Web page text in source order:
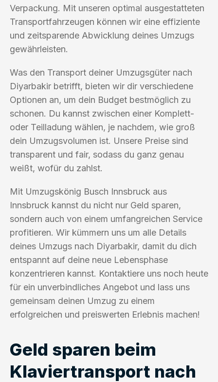
Verpackung. Mit unseren optimal ausgestatteten
Transportfahrzeugen können wir eine effiziente
und zeitsparende Abwicklung deines Umzugs
gewährleisten.
Was den Transport deiner Umzugsgüter nach
Diyarbakir betrifft, bieten wir dir verschiedene
Optionen an, um dein Budget bestmöglich zu
schonen. Du kannst zwischen einer Komplett-
oder Teilladung wählen, je nachdem, wie groß
dein Umzugsvolumen ist. Unsere Preise sind
transparent und fair, sodass du ganz genau
weißt, wofür du zahlst.
Mit Umzugskönig Busch Innsbruck aus
Innsbruck kannst du nicht nur Geld sparen,
sondern auch von einem umfangreichen Service
profitieren. Wir kümmern uns um alle Details
deines Umzugs nach Diyarbakir, damit du dich
entspannt auf deine neue Lebensphase
konzentrieren kannst. Kontaktiere uns noch heute
für ein unverbindliches Angebot und lass uns
gemeinsam deinen Umzug zu einem
erfolgreichen und preiswerten Erlebnis machen!
Geld sparen beim
Klaviertransport nach